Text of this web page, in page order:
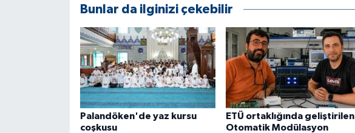
Bunlar da ilginizi çekebilir
Palandöken'de yaz kursu
coşkusu
ETÜ ortaklığında geliştirilen
Otomatik Modülasyon